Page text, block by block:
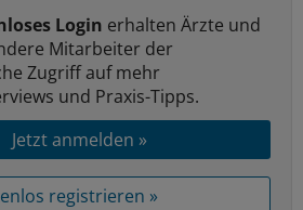
Login erhalten Ärzte und
Mitarbeiter der
Zugriff auf mehr
und Praxis-Tipps.
Jetzt anmelden »
registrieren »